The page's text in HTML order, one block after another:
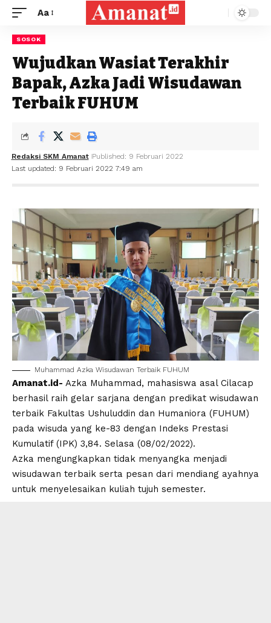
Aa
SOSOK
Wujudkan Wasiat Terakhir
Bapak, Azka Jadi Wisudawan
Terbaik FUHUM
Last updated: 9 Februari 2022 7:49 am
Redaksi SKM Amanat Published: 9 Februari 2022
Muhammad Azka Wisudawan Terbaik FUHUM
Amanat.id- Azka Muhammad, mahasiswa asal Cilacap
berhasil raih gelar sarjana dengan predikat wisudawan
terbaik Fakultas Ushuluddin dan Humaniora (FUHUM)
pada wisuda yang ke-83 dengan Indeks Prestasi
Kumulatif (IPK) 3,84. Selasa (08/02/2022).
Azka mengungkapkan tidak menyangka menjadi
wisudawan terbaik serta pesan dari mendiang ayahnya
untuk menyelesaikan kuliah tujuh semester.